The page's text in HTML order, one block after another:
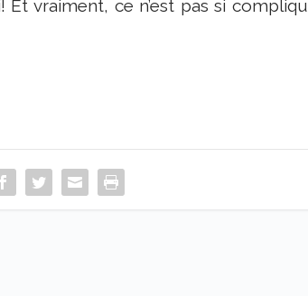
vraiment, ce n’est pas si